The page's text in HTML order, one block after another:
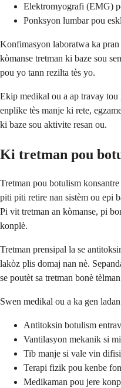
Elektromyografi (EMG)
Ponksyon lumbar pou
Konfimasyon laboratwa ka
kòmanse tretman ki baze sou
pou yo tann rezilta tès yo.
Ekip medikal ou a ap travay tou
enplike tès manje ki rete,
ki baze sou aktivite resan ou.
Ki tretman pou
Tretman pou botulism
piti piti retire nan sistèm ou epi
Pi vit tretman an kòmanse, pi
konplè.
Tretman prensipal la se
lakòz plis domaj nan nè.
se poutèt sa tretman bonè
Swen medikal ou a ka gen
Antitoksin botulism
Vantilasyon mekanik si
Tib manje si vale vin
Terapi fizik pou kenbe
Medikaman pou jere